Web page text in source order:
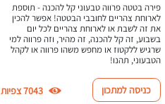
פירה בטטה פרווה טבעוני קל להכנה - תוספת
לארוחת צהריים לחובבי הבטטה! אפשר להכין
את זה לשבת או לארוחת צהריים לכל יום
בשבוע, זה קל להכנה, זה מהיר, וזה פרווה למי
שרגיש ללקטוז או מחפש משהו פרווה או לקהל
הטבעוני, תהנו!
כניסה למתכון 7043 צפיות